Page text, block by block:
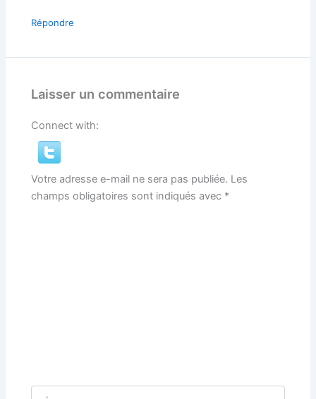
Répondre
Laisser un commentaire
Connect with:
Votre adresse e-mail ne sera pas publiée. Les
champs obligatoires sont indiqués avec *
Écrivez